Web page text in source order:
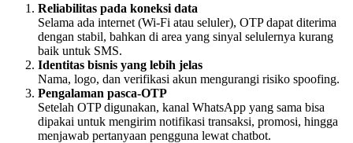
Reliabilitas pada koneksi data
Selama ada internet (Wi-Fi atau seluler), OTP dapat diterima
dengan stabil, bahkan di area yang sinyal selulernya kurang
baik untuk SMS.
Identitas bisnis yang lebih jelas
Nama, logo, dan verifikasi akun mengurangi risiko spoofing.
Pengalaman pasca-OTP
Setelah OTP digunakan, kanal WhatsApp yang sama bisa
dipakai untuk mengirim notifikasi transaksi, promosi, hingga
menjawab pertanyaan pengguna lewat chatbot.